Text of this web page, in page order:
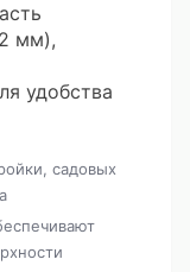
мм),
удобства
садовых